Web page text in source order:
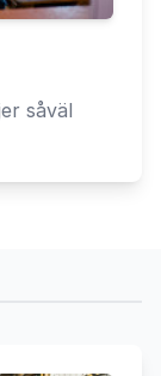
såväl